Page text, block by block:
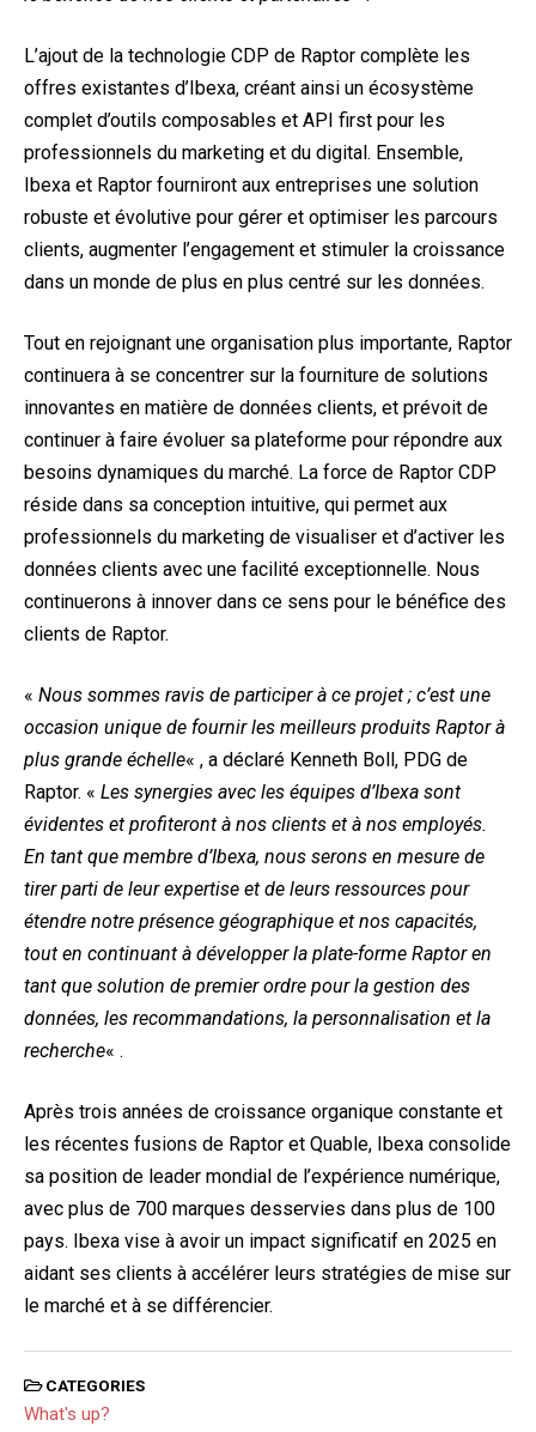
L’ajout de la technologie CDP de Raptor complète les
offres existantes d’Ibexa, créant ainsi un écosystème
complet d’outils composables et API first pour les
professionnels du marketing et du digital. Ensemble,
Ibexa et Raptor fourniront aux entreprises une solution
robuste et évolutive pour gérer et optimiser les parcours
clients, augmenter l’engagement et stimuler la croissance
dans un monde de plus en plus centré sur les données.
Tout en rejoignant une organisation plus importante, Raptor
continuera à se concentrer sur la fourniture de solutions
innovantes en matière de données clients, et prévoit de
continuer à faire évoluer sa plateforme pour répondre aux
besoins dynamiques du marché. La force de Raptor CDP
réside dans sa conception intuitive, qui permet aux
professionnels du marketing de visualiser et d’activer les
données clients avec une facilité exceptionnelle. Nous
continuerons à innover dans ce sens pour le bénéfice des
clients de Raptor.
« Nous sommes ravis de participer à ce projet ; c’est une
occasion unique de fournir les meilleurs produits Raptor à
plus grande échelle« , a déclaré Kenneth Boll, PDG de
Raptor. « Les synergies avec les équipes d’Ibexa sont
évidentes et profiteront à nos clients et à nos employés.
En tant que membre d’Ibexa, nous serons en mesure de
tirer parti de leur expertise et de leurs ressources pour
étendre notre présence géographique et nos capacités,
tout en continuant à développer la plate-forme Raptor en
tant que solution de premier ordre pour la gestion des
données, les recommandations, la personnalisation et la
recherche« .
Après trois années de croissance organique constante et
les récentes fusions de Raptor et Quable, Ibexa consolide
sa position de leader mondial de l’expérience numérique,
avec plus de 700 marques desservies dans plus de 100
pays. Ibexa vise à avoir un impact significatif en 2025 en
aidant ses clients à accélérer leurs stratégies de mise sur
le marché et à se différencier.
CATEGORIES
What's up?